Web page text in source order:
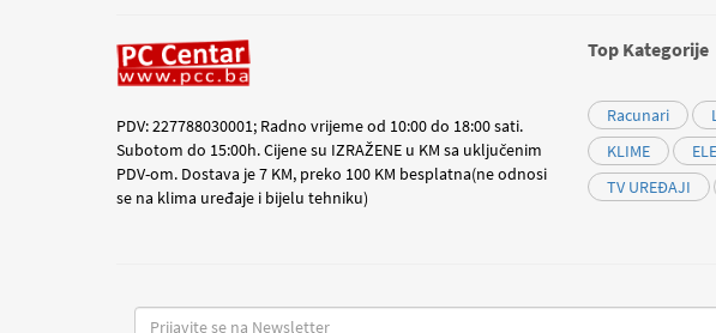
PDV: 227788030001; Radno vrijeme od 10:00 do 18:00 sati.
Subotom do 15:00h. Cijene su IZRAŽENE u KM sa uključenim
PDV-om. Dostava je 7 KM, preko 100 KM besplatna(ne odnosi
se na klima uređaje i bijelu tehniku)
Top Kategorije
Racunari
KLIME
TV UREĐAJI